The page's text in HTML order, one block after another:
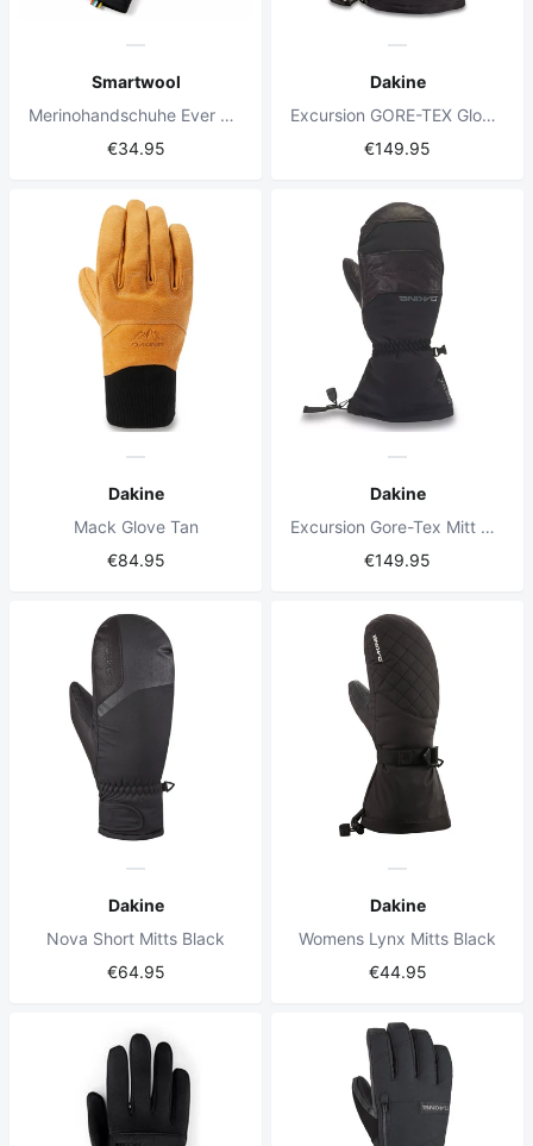
Smartwool
Merinohandschuhe Ever Black
€34.95
Dakine
Excursion GORE-TEX Glove Black
€149.95
Dakine
Mack Glove Tan
€84.95
Dakine
Excursion Gore-Tex Mitt Schwarz
€149.95
Dakine
Nova Short Mitts Black
€64.95
Dakine
Womens Lynx Mitts Black
€44.95